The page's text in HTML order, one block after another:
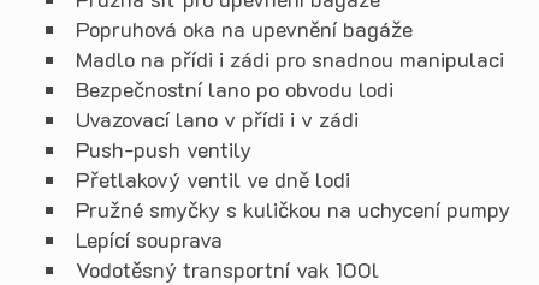
Popruhová oka na upevnění bagáže
Madlo na přídi i zádi pro snadnou manipulaci
Bezpečnostní lano po obvodu lodi
Uvazovací lano v přídi i v zádi
Push-push ventily
Přetlakový ventil ve dně lodi
Pružné smyčky s kuličkou na uchycení pumpy
Lepící souprava
Vodotěsný transportní vak 100l